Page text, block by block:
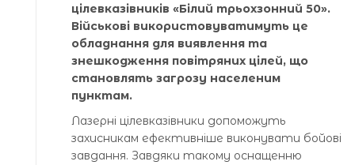
цілевказівників «Білий трьохзонний 50».
Військові використовуватимуть це
обладнання для виявлення та
знешкодження повітряних цілей, що
становлять загрозу населеним
пунктам.
Лазерні цілевказівники допоможуть
захисникам ефективніше виконувати бойові
завдання. Завдяки такому оснащенню